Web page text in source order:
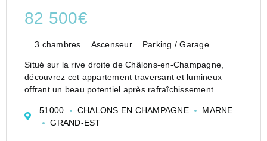
82 500€
3 chambres Ascenseur Parking / Garage
Situé sur la rive droite de Châlons-en-Champagne,
découvrez cet appartement traversant et lumineux
offrant un beau potentiel après rafraîchissement.
d'une cuisine, de trois chambres, d'u...
51000 CHALONS EN CHAMPAGNE
MARNE
GRAND-EST